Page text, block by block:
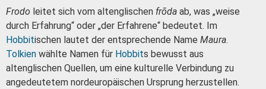
Frodo leitet sich vom altenglischen frōda ab, was „weise
durch Erfahrung“ oder „der Erfahrene“ bedeutet. Im
Hobbitischen lautet der entsprechende Name Maura.
Tolkien wählte Namen für Hobbits bewusst aus
altenglischen Quellen, um eine kulturelle Verbindung zu
angedeutetem nordeuropäischen Ursprung herzustellen.